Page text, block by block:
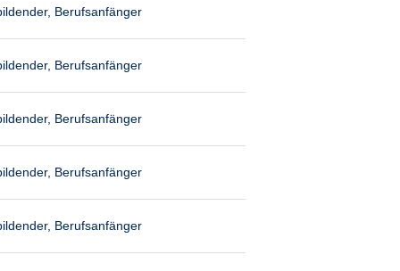
Berufsanfänger
Berufsanfänger
Berufsanfänger
Berufsanfänger
Berufsanfänger